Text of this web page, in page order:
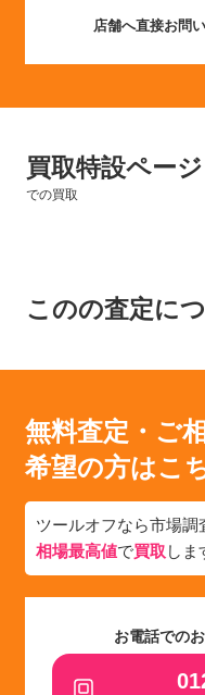
店舗へ直接お問
買取特設ページ
での買取
このの査定に
無料査定・ご
希望の方はこ
ツールオフなら市場調
相場最高値で買取 しま
お電話での